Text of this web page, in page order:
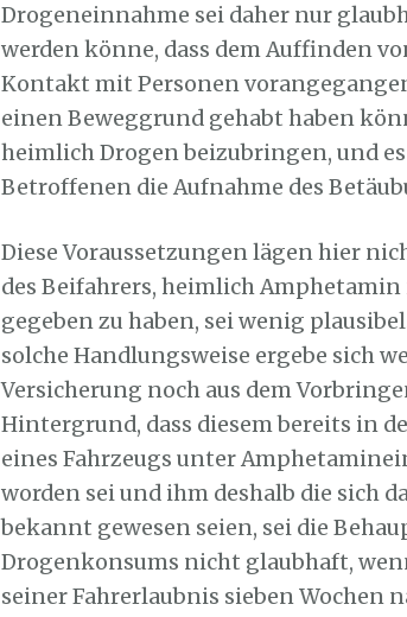
Drogeneinnahme sei daher nur
werden könne, dass dem Auffinden
Kontakt mit Personen
einen Beweggrund gehabt haben
heimlich Drogen beizubringen, und
Betroffenen die Aufnahme des
Diese Voraussetzungen lägen hier
des Beifahrers, heimlich
gegeben zu haben, sei wenig
solche Handlungsweise ergebe sich
Versicherung noch aus dem
Hintergrund, dass diesem bereits in
eines Fahrzeugs unter
worden sei und ihm deshalb die sich
bekannt gewesen seien, sei die
Drogenkonsums nicht glaubhaft,
seiner Fahrerlaubnis sieben Wochen